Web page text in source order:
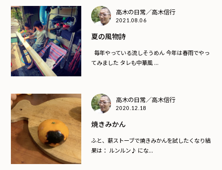
高木の日常／高木信行
2021.08.06
夏の風物詩
毎年やっている流しそうめん 今年は春雨でやっ
てみました タレも中華風 ...
高木の日常／高木信行
2020.12.18
焼きみかん
ふと、薪ストーブで焼きみかんを試したくなり結
果は： ルンルン♪ にな...